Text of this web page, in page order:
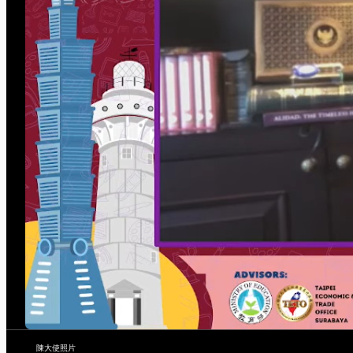
陳大使照片